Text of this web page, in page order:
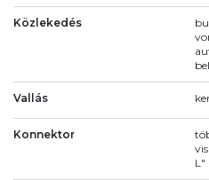
Közlekedés
Vallás
Konnektor
L"